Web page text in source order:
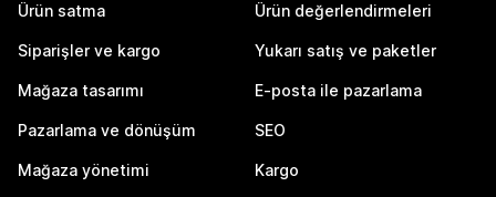
Ürün satma
Siparişler ve kargo
Mağaza tasarımı
Pazarlama ve dönüşüm
Mağaza yönetimi
Ürün değerlendirmeleri
Yukarı satış ve paketler
E-posta ile pazarlama
SEO
Kargo